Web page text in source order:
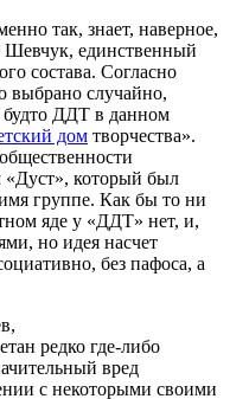
так, знает, наверное,
Шевчук, единственный
состава. Согласно
выбрано случайно,
будто ДДТ в данном
дом творчества».
«Дуст», который был
группе. Как бы то ни
яде у «ДДТ» нет, и,
но идея насчет
без пафоса, а
редко где-либо
вред
с некоторыми своими